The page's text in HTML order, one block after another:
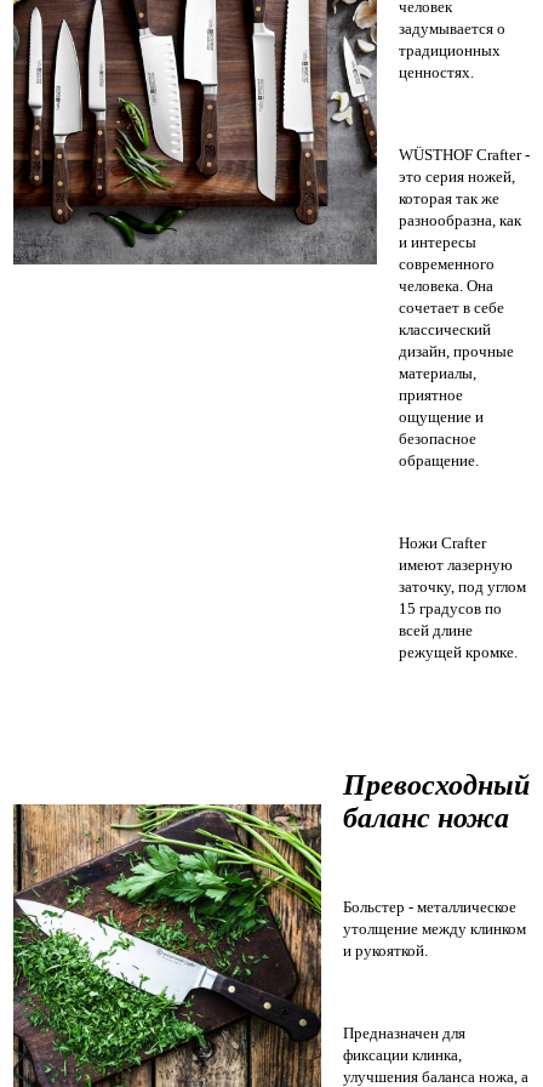
человек
задумывается о
традиционных
ценностях.
WÜSTHOF Crafter -
это серия ножей,
которая так же
разнообразна, как
и интересы
современного
человека. Она
сочетает в себе
классический
дизайн, прочные
материалы,
приятное
ощущение и
безопасное
обращение.
Ножи Crafter
имеют лазерную
заточку, под углом
15 градусов по
всей длине
режущей кромке.
Превосходный
баланс ножа
Больстер - металлическое
утолщение между клинком
и рукояткой.
Предназначен для
фиксации клинка,
улучшения баланса ножа, а